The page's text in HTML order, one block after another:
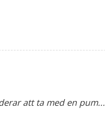
att ta med en pum...